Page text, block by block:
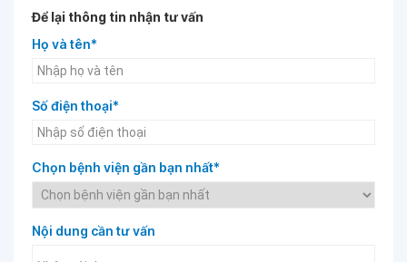
Để lại thông tin nhận tư vấn
Họ và tên*
Số điện thoại*
Chọn bệnh viện gần bạn nhất*
Nội dung cần tư vấn